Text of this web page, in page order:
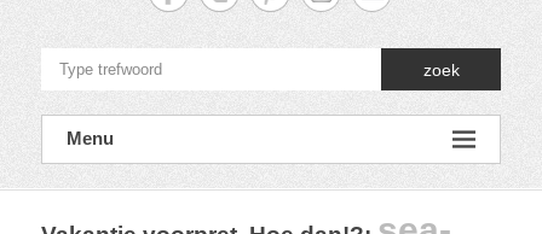
zoek
Menu